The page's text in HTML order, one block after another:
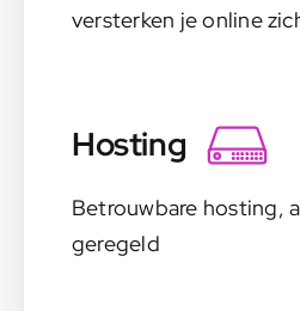
versterken je online
Hosting
Betrouwbare hosting,
geregeld